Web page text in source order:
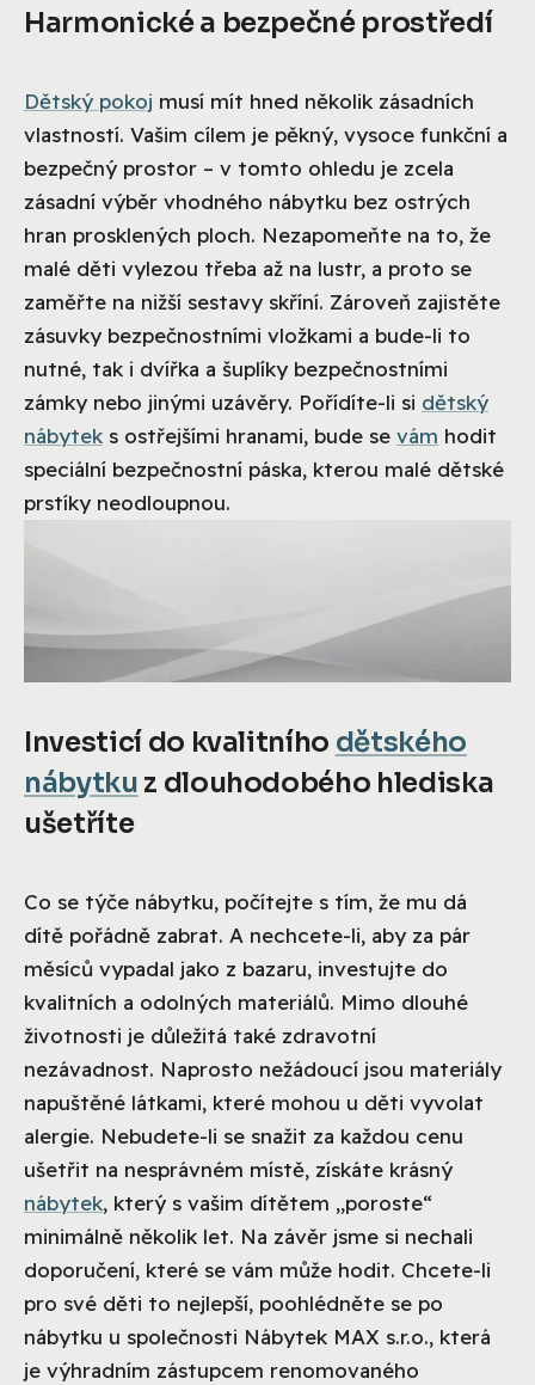
Harmonické a bezpečné prostředí
Dětský pokoj musí mít hned několik zásadních
vlastností. Vašim cílem je pěkný, vysoce funkční a
bezpečný prostor – v tomto ohledu je zcela
zásadní výběr vhodného nábytku bez ostrých
hran prosklených ploch. Nezapomeňte na to, že
malé děti vylezou třeba až na lustr, a proto se
zaměřte na nižší sestavy skříní. Zároveň zajistěte
zásuvky bezpečnostními vložkami a bude-li to
nutné, tak i dvířka a šuplíky bezpečnostními
zámky nebo jinými uzávěry. Pořídíte-li si dětský
nábytek s ostřejšími hranami, bude se vám hodit
speciální bezpečnostní páska, kterou malé dětské
prstíky neodloupnou.
Investicí do kvalitního dětského
nábytku z dlouhodobého hlediska
ušetříte
Co se týče nábytku, počítejte s tím, že mu dá
dítě pořádně zabrat. A nechcete-li, aby za pár
měsíců vypadal jako z bazaru, investujte do
kvalitních a odolných materiálů. Mimo dlouhé
životnosti je důležitá také zdravotní
nezávadnost. Naprosto nežádoucí jsou materiály
napuštěné látkami, které mohou u děti vyvolat
alergie. Nebudete-li se snažit za každou cenu
ušetřit na nesprávném místě, získáte krásný
nábytek, který s vašim dítětem „poroste“
minimálně několik let. Na závěr jsme si nechali
doporučení, které se vám může hodit. Chcete-li
pro své děti to nejlepší, poohlédněte se po
nábytku u společnosti Nábytek MAX s.r.o., která
je výhradním zástupcem renomovaného